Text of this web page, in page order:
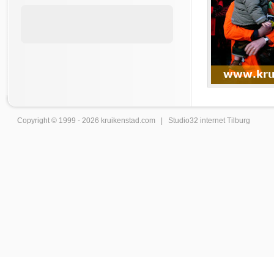
Copyright © 1999 - 2026 kruikenstad .com | Studio32 internet Tilburg